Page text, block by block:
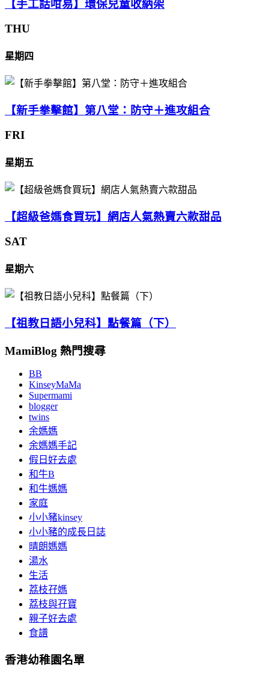
【手工話咁易】環保兒童收納架
THU
星期四
【新手拳擊館】第八堂：防守＋進攻組合
FRI
星期五
【超級爸媽食買玩】網店人氣熱賣六款甜品
SAT
星期六
【祖教日語小兒科】點餐篇（下）
MamiBlog 熱門搜尋
BB
KinseyMaMa
Supermami
blogger
twins
余媽媽
余媽媽手記
假日好去處
和牛B
和牛媽媽
家庭
小小豬kinsey
小小豬的成長日誌
晴朗媽媽
湯水
生活
荔枝孖媽
荔枝與孖寶
親子好去處
食譜
香港幼稚園名單